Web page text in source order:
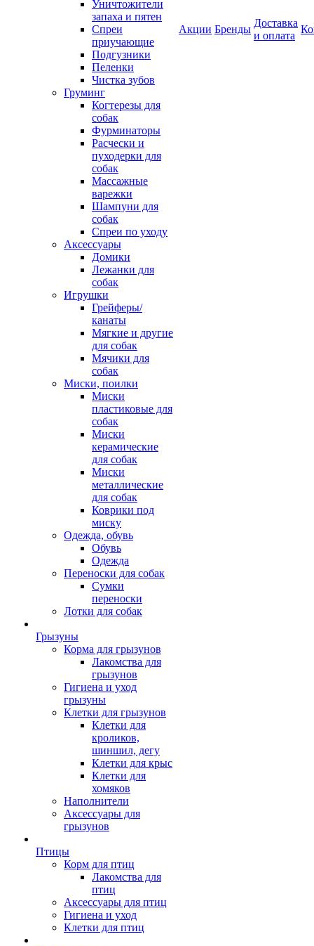
Уничтожители
запаха и пятен
Спреи
приучающие
Подгузники
Пеленки
Чистка зубов
Груминг
Когтерезы для
собак
Фурминаторы
Расчески и
пуходерки для
собак
Массажные
варежки
Шампуни для
собак
Спреи по уходу
Аксессуары
Домики
Лежанки для
собак
Игрушки
Грейферы/
канаты
Мягкие и другие
для собак
Мячики для
собак
Миски, поилки
Миски
пластиковые для
собак
Миски
керамические
для собак
Миски
металлические
для собак
Коврики под
миску
Одежда, обувь
Обувь
Одежда
Переноски для собак
Сумки
переноски
Лотки для собак
Грызуны
Корма для грызунов
Лакомства для
грызунов
Гигиена и уход
грызуны
Клетки для грызунов
Клетки для
кроликов,
шиншил, дегу
Клетки для крыс
Клетки для
хомяков
Наполнители
Аксессуары для
грызунов
Птицы
Корм для птиц
Лакомства для
птиц
Аксессуары для птиц
Гигиена и уход
Клетки для птиц
Акции Бренды
Доставка
и оплата